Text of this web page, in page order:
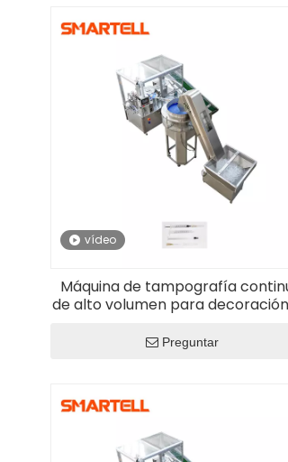
vídeo
Máquina de tampografía
de alto volumen para
Preguntar